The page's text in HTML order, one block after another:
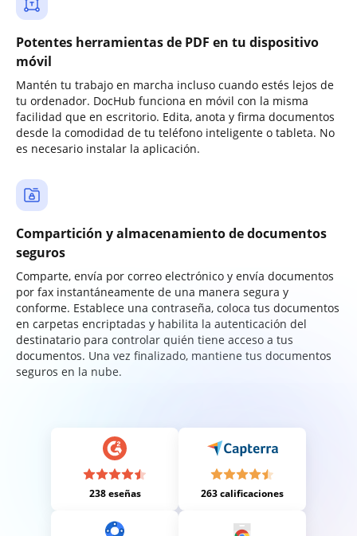
Potentes herramientas de PDF en tu dispositivo
móvil
Mantén tu trabajo en marcha incluso cuando estés lejos de
tu ordenador. DocHub funciona en móvil con la misma
facilidad que en escritorio. Edita, anota y firma documentos
desde la comodidad de tu teléfono inteligente o tableta. No
es necesario instalar la aplicación.
Compartición y almacenamiento de documentos
seguros
Comparte, envía por correo electrónico y envía documentos
por fax instantáneamente de una manera segura y
conforme. Establece una contraseña, coloca tus documentos
en carpetas encriptadas y habilita la autenticación del
destinatario para controlar quién tiene acceso a tus
documentos. Una vez finalizado, mantiene tus documentos
seguros en la nube.
238 eseñas 263 calificaciones